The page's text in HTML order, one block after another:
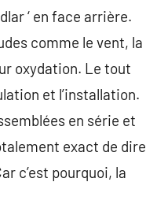
‘ en face arrière.
comme le vent, la
oxydation. Le tout
et l’installation.
en série et
exact de dire
c’est pourquoi, la